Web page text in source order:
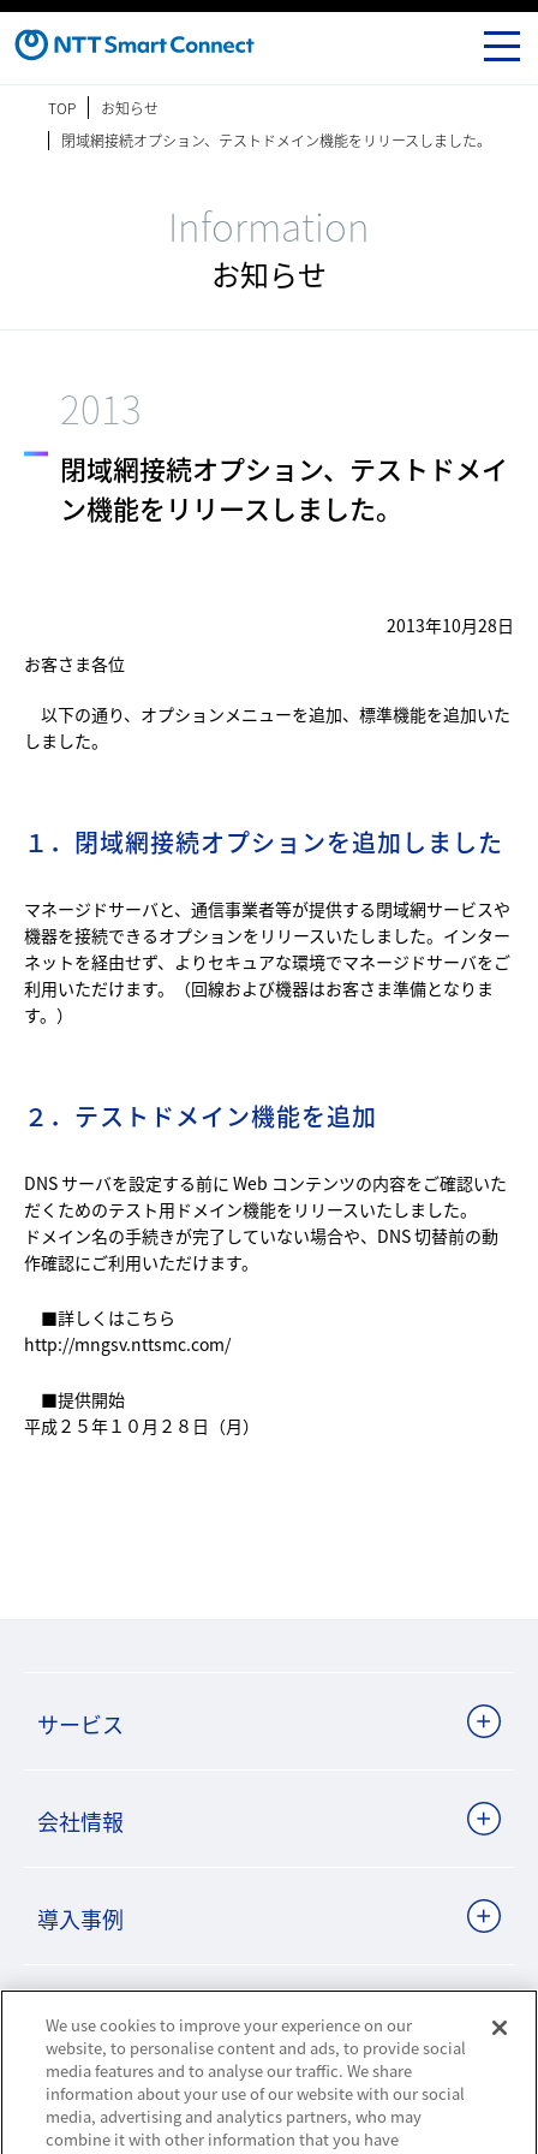
TOP
お知らせ
閉域網接続オプション、テストドメイン機能をリリースしました。
Information
お知らせ
2013
閉域網接続オプション、テストドメイ
ン機能をリリースしました。
2013年10月28日
お客さま各位
以下の通り、オプションメニューを追加、標準機能を追加いた
しました。
１．閉域網接続オプションを追加しました
マネージドサーバと、通信事業者等が提供する閉域網サービスや
機器を接続できるオプションをリリースいたしました。インター
ネットを経由せず、よりセキュアな環境でマネージドサーバをご
利用いただけます。（回線および機器はお客さま準備となりま
す。）
２．テストドメイン機能を追加
DNS サーバを設定する前に Web コンテンツの内容をご確認いた
だくためのテスト用ドメイン機能をリリースいたしました。
ドメイン名の手続きが完了していない場合や、DNS 切替前の動
作確認にご利用いただけます。
■詳しくはこちら
http://mngsv.nttsmc.com/
■提供開始
平成２５年１０月２８日（月）
サービス
会社情報
導入事例
ビジネスパートナーサイト
ニュースリリース
We use cookies to improve your experience on our
website, to personalise content and ads, to provide social
media features and to analyse our traffic. We share
information about your use of our website with our social
media, advertising and analytics partners, who may
combine it with other information that you have